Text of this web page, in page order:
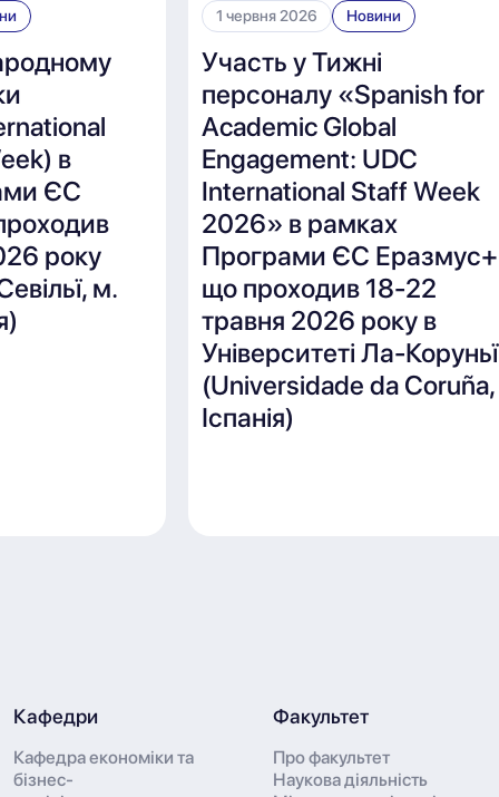
в
ЄС
року
м.
1 червня 2026 Новини
Участь у Тижні
персоналу «Spanish for
Academic Global
Engagement: UDC
International Staff Week
2026» в рамках
Програми ЄС
що проходив 18-22
травня 2026 року в
Університеті Ла-Коруньї
(Universidade da Coruña,
Іспанія)
Кафедри
Кафедра економіки та
бізнес-
Факультет
Про факультет
Наукова діяльність